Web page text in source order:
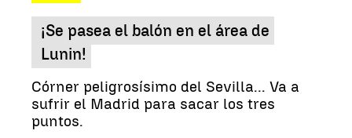
¡Se pasea el balón en el área de
Lunin!
Córner peligrosísimo del Sevilla... Va a
sufrir el Madrid para sacar los tres
puntos.